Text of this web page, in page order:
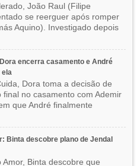
João Raul (Filipe
se reerguer após romper
Aquino). Investigado depois
encerra casamento e André
Dora toma a decisão de
final no casamento com Ademir
que André finalmente
Binta descobre plano de Jendal
Amor, Binta descobre que